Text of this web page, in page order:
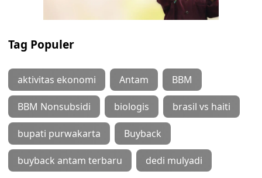
Tag Populer
aktivitas ekonomi Antam BBM
BBM Nonsubsidi biologis brasil vs haiti
bupati purwakarta Buyback
buyback antam terbaru dedi mulyadi